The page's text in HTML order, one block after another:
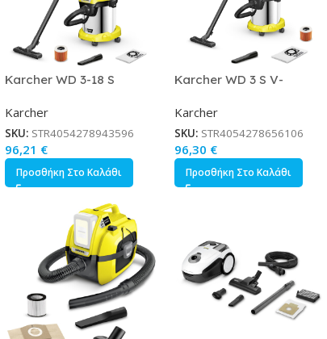
Karcher WD 3-18 S
225W με Πλαστικό Κάδο
17lt Κωδικός 1.628-575.0
Karcher
SKU: STR4054278943596
96,21 €
Προσθήκη Στο Καλάθι
Karcher WD 3 S V-
Στερεών 1000W με
Ανοξείδωτο Κάδο 17lt
Κωδικός 1.628-135.0
Karcher
SKU: STR4054278656106
96,30 €
Προσθήκη Στο Καλάθι